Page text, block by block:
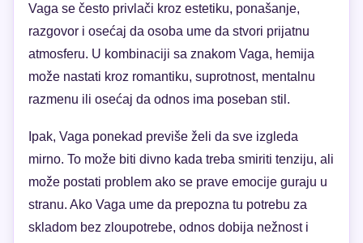
Vaga se često privlači kroz estetiku, ponašanje,
razgovor i osećaj da osoba ume da stvori prijatnu
atmosferu. U kombinaciji sa znakom Vaga, hemija
može nastati kroz romantiku, suprotnost, mentalnu
razmenu ili osećaj da odnos ima poseban stil.
Ipak, Vaga ponekad previše želi da sve izgleda
mirno. To može biti divno kada treba smiriti tenziju, ali
može postati problem ako se prave emocije guraju u
stranu. Ako Vaga ume da prepozna tu potrebu za
skladom bez zloupotrebe, odnos dobija nežnost i